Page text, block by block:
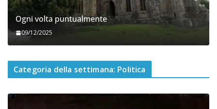
Ogni volta puntualmente
09/12/2025
Categoria della settimana: Politica